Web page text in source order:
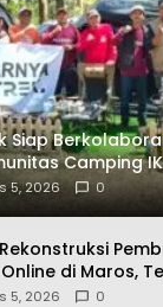
Siap
Camping
di Malino
5, 2026 0
di Maros,
24 Adegan
5, 2026 0